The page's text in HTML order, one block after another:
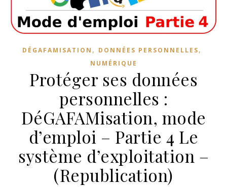
DÉGAFAMISATION , DONNÉES PERSONNELLES,
NUMÉRIQUE
Protéger ses données
personnelles :
DéGAFAMisation, mode
d’emploi – Partie 4 Le
système d’exploitation –
(Republication)